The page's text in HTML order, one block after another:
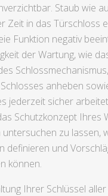
Staub wie
Zeit in das Türschloss
Funktion negativ
der Wartung, wie
anheben
jederzeit sicher
Schutzkonzept Ihres
zu lassen,
definieren und
können.
Ihrer Schlüssel aller